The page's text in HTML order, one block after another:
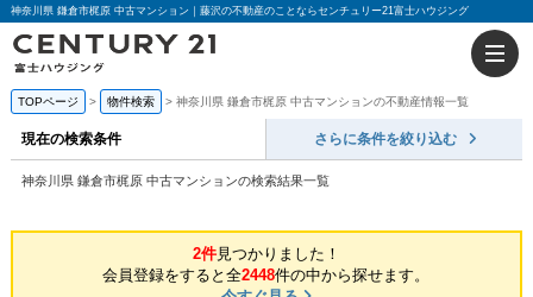
神奈川県 鎌倉市梶原 中古マンション｜藤沢の不動産のことならセンチュリー21富士ハウジング
TOPページ 物件検索 神奈川県 鎌倉市梶原 中古マンションの不動産情報一覧
現在の検索条件 さらに条件を絞り込む
神奈川県 鎌倉市梶原 中古マンションの検索結果一覧
2件見つかりました！
会員登録をすると全2448件の中から探せます。